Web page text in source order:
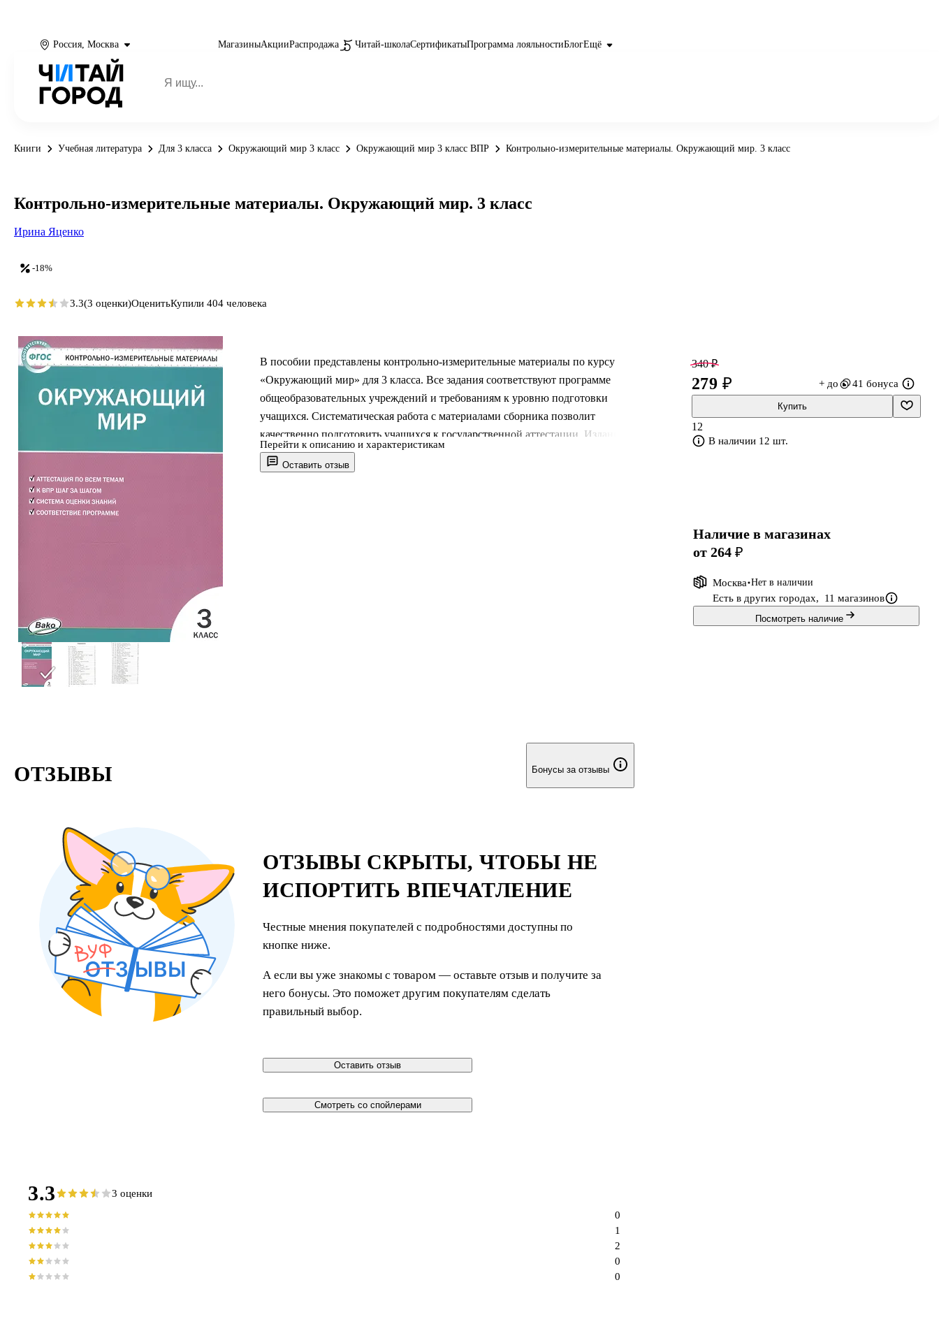
Россия, Москва МагазиныАкцииРаспродажа Читай-школаСертификатыПрограмма лояльностиБлогЕщё
Книги Учебная литература Для 3 класса Окружающий мир 3 класс Окружающий мир 3 класс ВПР Контрольно-измерительные материалы. Окружающий мир. 3 класс
Оставить отзыв
В пособии представлены контрольно-измерительные материалы по курсу
«Окружающий мир» для 3 класса. Все задания соответствуют программе
общеобразовательных учреждений и требованиям к уровню подготовки
учащихся. Систематическая работа с материалами сборника позволит
качественно подготовить учащихся к государственной аттестации. Издание
адресовано учителям начальных классов, школьникам и их родителям.
Перейти к описанию и характеристикам
-18%
Контрольно-измерительные материалы. Окружающий мир. 3 класс
Ирина Яценко
3.3(3 оценки)ОценитьКупили 404 человека
340 ₽
279 ₽ + до 41 бонуса
Купить
12
В наличии 12 шт.
Наличие в магазинах
от 264 ₽
Москва Нет в наличии
Есть в других городах, 11 магазинов
Посмотреть наличие
ОТЗЫВЫ Бонусы за отзывы
ОТЗЫВЫ СКРЫТЫ, ЧТОБЫ НЕ
ИСПОРТИТЬ ВПЕЧАТЛЕНИЕ
Честные мнения покупателей с подробностями доступны по
кнопке ниже.
А если вы уже знакомы с товаром — оставьте отзыв и получите за
него бонусы. Это поможет другим покупателям сделать
правильный выбор.
Оставить отзыв
Смотреть со спойлерами
3.3 3 оценки
0
0
2
1
0